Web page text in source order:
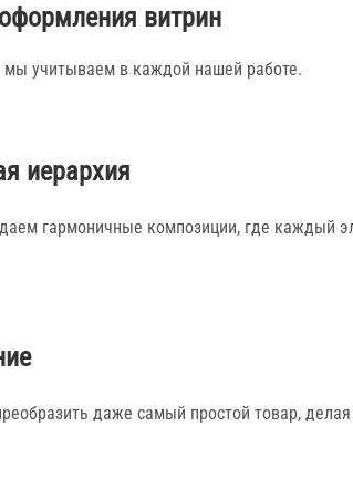
витрин
мы учитываем в каждой нашей работе.
иерархия
гармоничные композиции, где каждый
даже самый простой товар,